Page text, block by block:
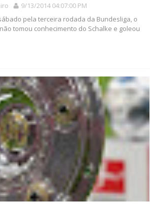
9/13/2014 04:07:00 PM
pela terceira rodada da Bundesliga, o
tomou conhecimento do Schalke e goleou